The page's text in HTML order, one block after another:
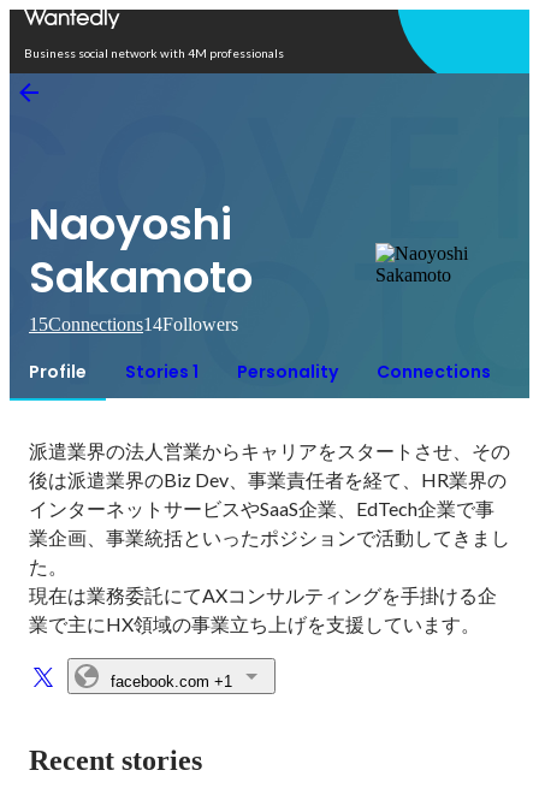
Business social network with 4M professionals
Naoyoshi
Sakamoto
15Connections14Followers
Profile Stories 1 Personality Connections
派遣業界の法人営業からキャリアをスタートさせ、その
後は派遣業界のBiz Dev、事業責任者を経て、HR業界の
インターネットサービスやSaaS企業、EdTech企業で事
業企画、事業統括といったポジションで活動してきまし
た。
現在は業務委託にてAXコンサルティングを手掛ける企
業で主にHX領域の事業立ち上げを支援しています。
facebook.com +1
Recent stories